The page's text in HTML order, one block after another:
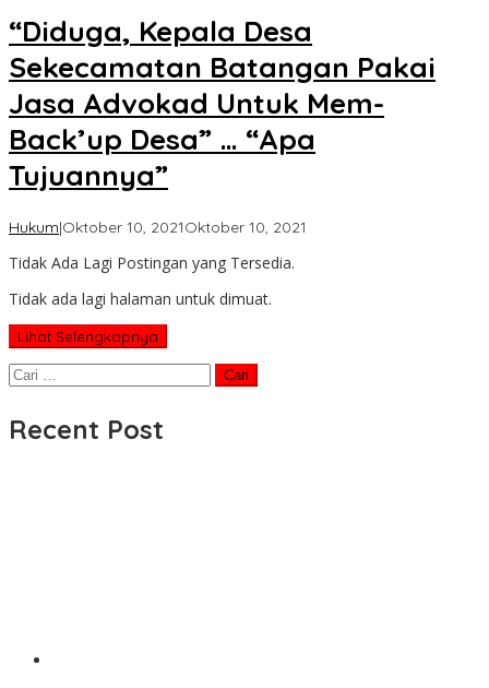
“Diduga, Kepala Desa
Sekecamatan Batangan Pakai
Jasa Advokad Untuk Mem-
Back’up Desa” … “Apa
Tujuannya”
Hukum|Oktober 10, 2021Oktober 10, 2021
Tidak Ada Lagi Postingan yang Tersedia.
Tidak ada lagi halaman untuk dimuat.
Lihat Selengkapnya
Cari
untuk:
Recent Post